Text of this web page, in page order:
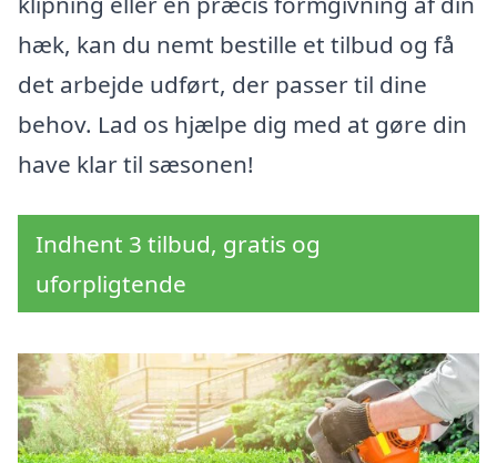
hæk, kan du nemt bestille et tilbud og få
det arbejde udført, der passer til dine
behov. Lad os hjælpe dig med at gøre din
have klar til sæsonen!
Indhent 3 tilbud, gratis og
uforpligtende